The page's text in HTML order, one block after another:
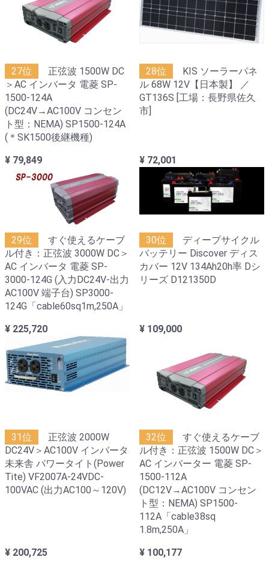
27位
正弦波 1500W DC
＞AC インバータ 電菱 SP-
1500-124A
(DC24V→AC100V コンセン
ト型：NEMA) SP1500-124A
(＊SK1500後継機種)
¥ 79,849
28位
KIS ソーラーパネ
ル 68W 12V【日本製】 ／
GT136S [工場：長野県佐久
市]
¥ 72,001
29位
すぐ使えるケーブ
ル付き：正弦波 3000W DC＞
AC インバータ 電菱 SP-
3000-124G (入力DC24V-出力
AC100V 端子台) SP3000-
124G「cable60sq1m,250A」
¥ 225,720
30位
ディープサイクル
バッテリー Discover ディス
カバー 12V 134Ah20h率 Dシ
リーズ D121350D
¥ 109,000
31位
正弦波 2000W
DC24V＞AC100V インバータ
未来舎 パワータイト(Power
Tite) VF2007A-24VDC-
100VAC (出力AC100～120V)
¥ 200,725
32位
すぐ使えるケーブ
ル付き：正弦波 1500W DC＞
AC インバーター 電菱 SP-
1500-112A
(DC12V→AC100V コンセン
ト型：NEMA) SP1500-
112A「cable38sq
1.8m,250A」
¥ 100,177